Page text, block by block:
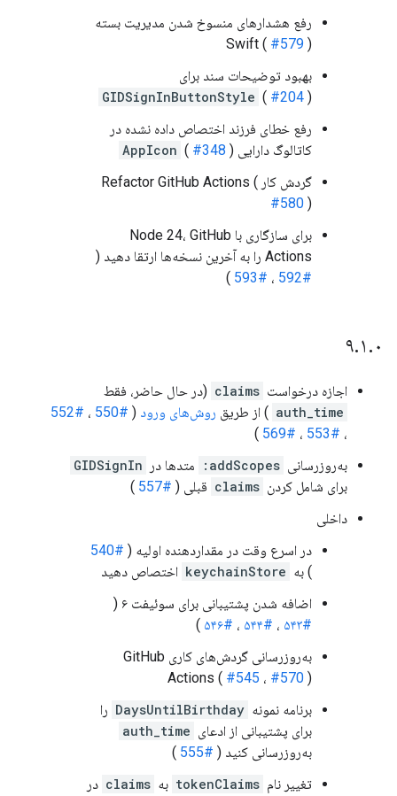
رفع هشدارهای منسوخ شدن مدیریت بسته
Swift ( #579 )
بهبود توضیحات سند برای
GIDSignInButtonStyle ( #204 )
رفع خطای فرزند اختصاص داده نشده در
کاتالوگ دارایی
AppIcon ( #348 )
گردش کار Refactor GitHub Actions (
#580 )
برای سازگاری با Node 24، GitHub
Actions را به آخرین نسخه‌ها ارتقا دهید (
#592
، #593
)
۹.۱.۰
اجازه درخواست claims (در حال حاضر، فقط
auth_time ) از طریق روش‌های ورود (
#550 ، #552
، #553 ، #569
)
به‌روزرسانی addScopes: متدها در
GIDSignIn
برای شامل کردن claims قبلی ( #557
)
داخلی
در اسرع وقت در مقداردهنده اولیه ( #540
) به keychainStore اختصاص دهید
اضافه شدن پشتیبانی برای سوئیفت ۶ (
#۵۴۳
، #۵۴۴ ، #۵۴۶
)
به‌روزرسانی گردش‌های کاری GitHub
Actions ( #545 ، #570 )
برنامه نمونه DaysUntilBirthday را
برای پشتیبانی از ادعای auth_time
به‌روزرسانی کنید ( #555
)
تغییر نام tokenClaims به claims در